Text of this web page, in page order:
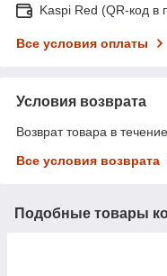
Kaspi Red (QR-код в
Все условия оплаты
Условия возврата
Возврат товара в
Все условия возврата
Подобные товары